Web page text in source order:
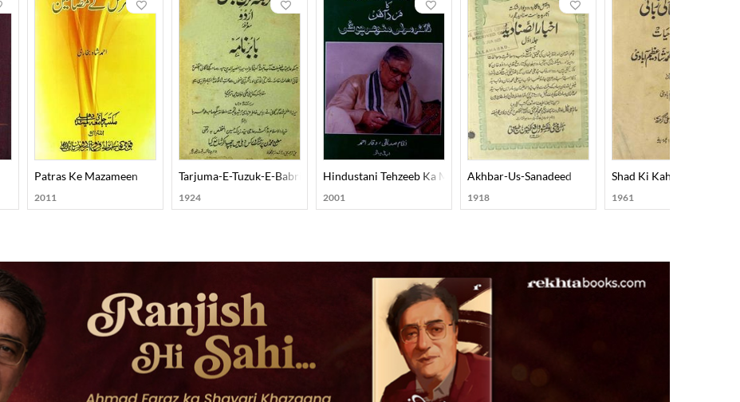
Patras Ke Mazameen
2011
Tarjuma-E-Tuzuk-E-Babri Urdu
1924
Hindustani Tehzeeb Ka Mard-E-Aahan Doctor Murli Manohar Joshi
2001
Akhbar-Us-Sanadeed
1918
Shad Ki Kahani Shad Ki
1961